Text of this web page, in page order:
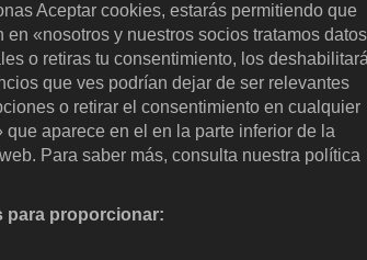
Aceptar cookies, estarás permitiendo que
«nosotros y nuestros socios tratamos datos
o retiras tu consentimiento, los
que ves podrían dejar de ser relevantes
o retirar el consentimiento en cualquier
aparece en el en la parte inferior de la
Para saber más, consulta nuestra política
para proporcionar: